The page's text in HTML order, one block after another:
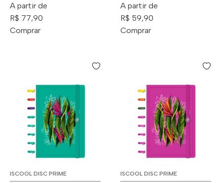
A partir de
R$ 77,90
Comprar
A partir de
R$ 59,90
Comprar
ISCOOL DISC PRIME ISCOOL DISC PRIME